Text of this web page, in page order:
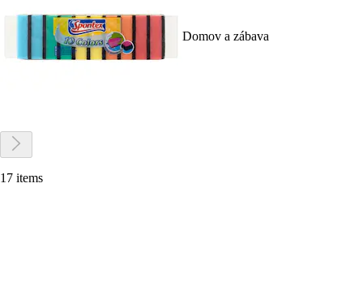
Domov a zábava
17 items